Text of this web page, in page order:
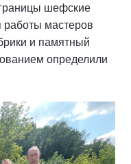
шефские
работы мастеров
и памятный
определили